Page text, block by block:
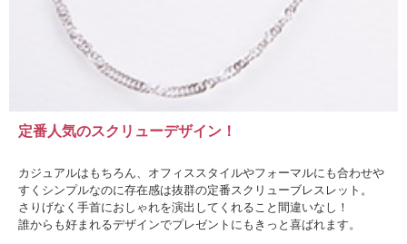
定番人気のスクリューデザイン！
カジュアルはもちろん、オフィススタイルやフォーマルにも合わせや
すくシンプルなのに存在感は抜群の定番スクリューブレスレット。
さりげなく手首におしゃれを演出してくれること間違いなし！
誰からも好まれるデザインでプレゼントにもきっと喜ばれます。